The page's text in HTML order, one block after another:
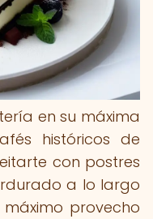
en su máxima
históricos de
con postres
a lo largo
provecho